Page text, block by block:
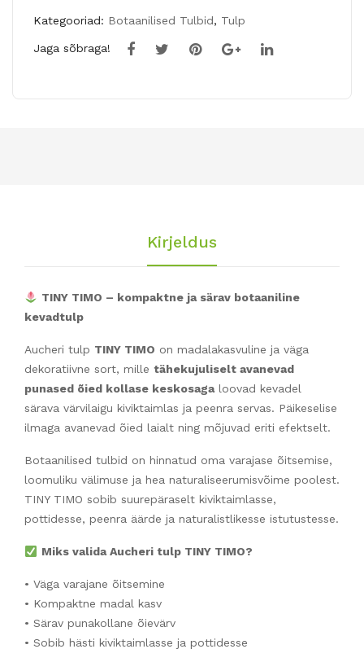
kogus
Kategooriad: Botaanilised Tulbid, Tulp
Jaga sõbraga!
Kirjeldus
TINY TIMO – kompaktne ja särav botaaniline
kevadtulp
Aucheri tulp TINY TIMO on madalakasvuline ja väga
dekoratiivne sort, mille tähekujuliselt avanevad
punased õied kollase keskosagaloovad kevadel
särava värvilaigu kiviktaimlas ja peenra servas. Päikeselise
ilmaga avanevad õied laialt ning mõjuvad eriti efektselt.
Botaanilised tulbid on hinnatud oma varajase õitsemise,
loomuliku välimuse ja hea naturaliseerumisvõime poolest.
TINY TIMO sobib suurepäraselt kiviktaimlasse,
pottidesse, peenra äärde ja naturalistlikesse istutustesse.
Miks valida Aucheri tulp TINY TIMO?
• Väga varajane õitsemine
• Kompaktne madal kasv
• Särav punakollane õievärv
• Sobib hästi kiviktaimlasse ja pottidesse